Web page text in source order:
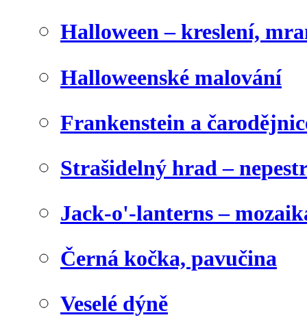
Halloween – kreslení,
Halloweenské malování
Frankenstein a
Strašidelný hrad –
Jack-o'-lanterns –
Černá kočka, pavučina
Veselé dýně